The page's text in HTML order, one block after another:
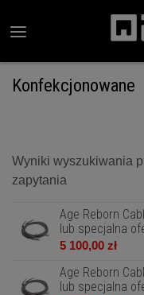
Konfekcjonowane
Wyniki wyszukiwania
zapytania
Age Reborn
lub specjalna
5 100,00 zł
Age Reborn
lub specjalna